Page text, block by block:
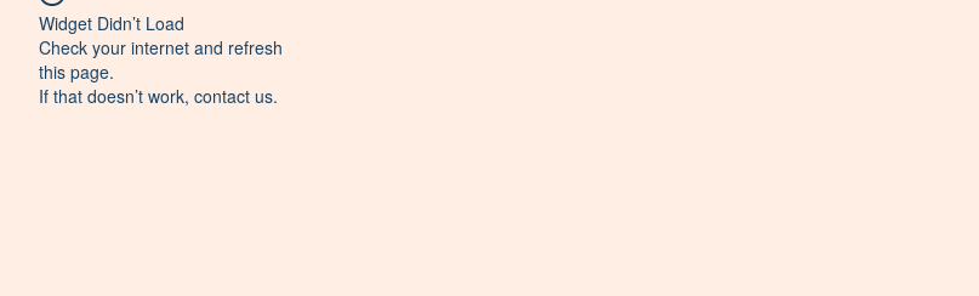
Widget Didn’t Load
Check your internet and refresh
this page.
If that doesn’t work, contact us.